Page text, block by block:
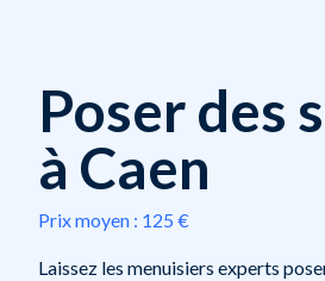
Poser des
à Caen
Prix moyen : 125 €
Laissez les menuisiers experts